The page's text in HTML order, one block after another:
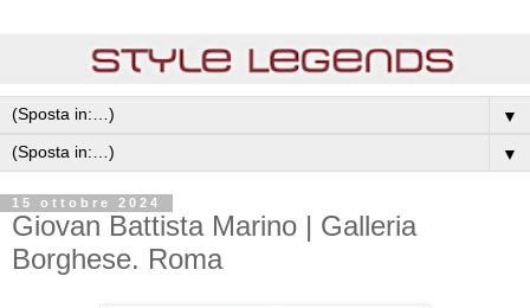
▼
▼
15 ottobre 2024
Giovan Battista Marino | Galleria
Borghese. Roma